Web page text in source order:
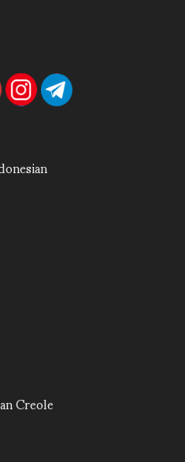
Creole